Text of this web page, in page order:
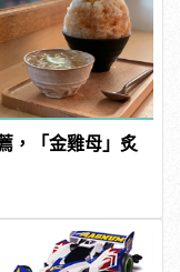
，「金雞母」炙